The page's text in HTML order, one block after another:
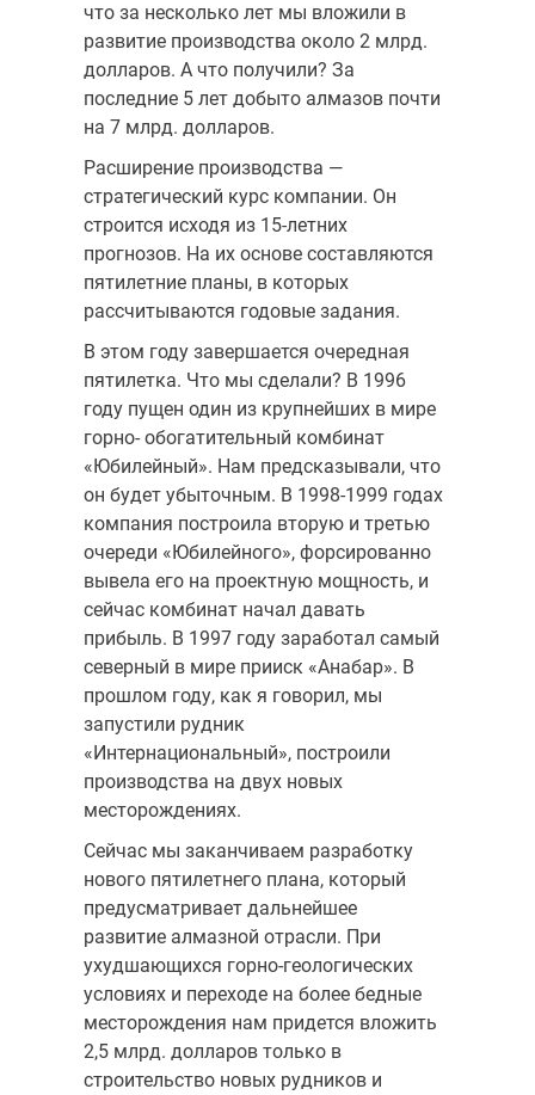
что за несколько лет мы вложили в
развитие про­изводства около 2 млрд.
долларов. А что получили? За
последние 5 лет добыто алмазов почти
на 7 млрд. долларов.
Расширение производства —
стратегический курс компании. Он
строится исходя из 15-летних
прогнозов. На их основе составляются
пятилетние планы, в которых
рассчитываются годовые задания.
В этом году завершается очередная
пятилетка. Что мы сделали? В 1996
году пущен один из крупнейших в мире
горно- обогатительный комбинат
«Юбилейный». Нам предсказывали, что
он будет убыточным. В 1998-1999 годах
компания построила вторую и третью
очереди «Юбилейного», форсированно
вывела его на проектную мощность, и
сейчас комбинат начал давать
прибыль. В 1997 году зара­ботал самый
северный в мире прииск «Анабар». В
прошлом году, как я говорил, мы
запустили рудник
«Интернациональный», построили
производства на двух новых
месторождениях.
Сейчас мы заканчиваем разработку
нового пятилетнего плана, который
предусматривает дальнейшее
развитие алмазной от­расли. При
ухудшающихся горно-геологических
условиях и переходе на более бедные
месторождения нам придется вложить
2,5 млрд. долларов только в
строительство новых рудников и